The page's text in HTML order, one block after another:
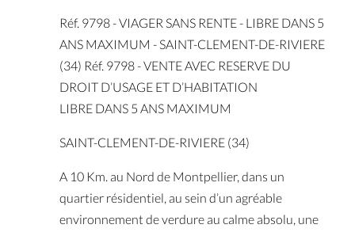
Réf. 9798 - VIAGER SANS RENTE - LIBRE DANS 5
ANS MAXIMUM - SAINT-CLEMENT-DE-RIVIERE
(34) Réf. 9798 - VENTE AVEC RESERVE DU
DROIT D’USAGE ET D’HABITATION
LIBRE DANS 5 ANS MAXIMUM
SAINT-CLEMENT-DE-RIVIERE (34)
A 10 Km. au Nord de Montpellier, dans un
quartier résidentiel, au sein d’un agréable
environnement de verdure au calme absolu, une